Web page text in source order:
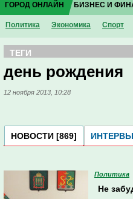
ГОРОД ОНЛАЙН
Политика Экономика Спорт
БИЗНЕС И
ТЕГИ
день рождения
12 ноября 2013, 10:28
НОВОСТИ [869]
Политика
Не